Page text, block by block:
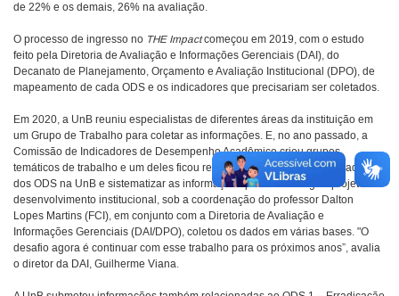
de 22% e os demais, 26% na avaliação.
O processo de ingresso no THE Impactcomeçou em 2019, com o estudo
feito pela Diretoria de Avaliação e Informações Gerenciais (DAI), do
Decanato de Planejamento, Orçamento e Avaliação Institucional (DPO), de
mapeamento de cada ODS e os indicadores que precisariam ser coletados.
Em 2020, a UnB reuniu especialistas de diferentes áreas da instituição em
um Grupo de Trabalho para coletar as informações. E, no ano passado, a
Comissão de Indicadores de Desempenho Acadêmico criou grupos
temáticos de trabalho e um deles ficou responsável por levantar os dados
dos ODS na UnB e sistematizar as informações para o ranking. O projeto de
desenvolvimento institucional, sob a coordenação do professor Dalton
Lopes Martins (FCI), em conjunto com a Diretoria de Avaliação e
Informações Gerenciais (DAI/DPO), coletou os dados em várias bases. "O
desafio agora é continuar com esse trabalho para os próximos anos”, avalia
o diretor da DAI, Guilherme Viana.